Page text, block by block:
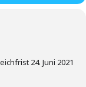
24. Juni 2021